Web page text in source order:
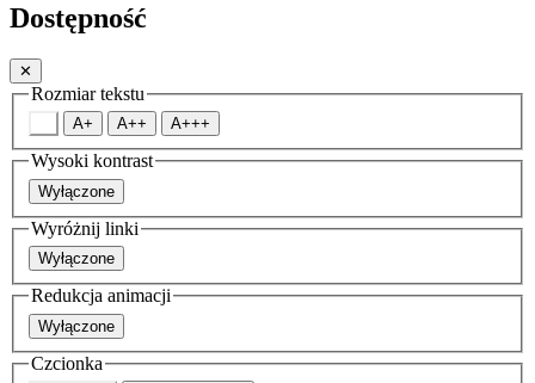
Dostępność
✕
Rozmiar tekstu
A+ A++ A+++
Wysoki kontrast
Wyłączone
Wyróżnij linki
Wyłączone
Redukcja animacji
Wyłączone
Czcionka